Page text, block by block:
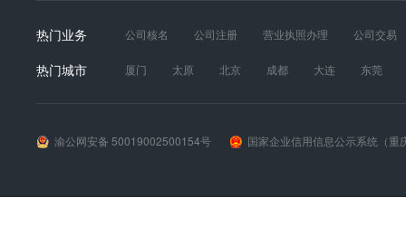
热门业务 公司核名 公司注册 营业执照办理
公司交易
发票真伪
财税服务 工商年报 道路运输经营
热门城市 厦门 太原 北京 成都 大连
东莞
渝公网安备 50019002500154号 国家企业信用信息公示系统（重